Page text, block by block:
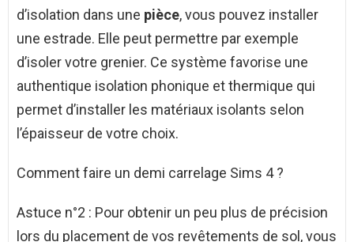
d’isolation dans une pièce, vous pouvez installer
une estrade. Elle peut permettre par exemple
d’isoler votre grenier. Ce système favorise une
authentique isolation phonique et thermique qui
permet d’installer les matériaux isolants selon
l’épaisseur de votre choix.
Comment faire un demi carrelage Sims 4 ?
Astuce n°2 : Pour obtenir un peu plus de précision
lors du placement de vos revêtements de sol, vous